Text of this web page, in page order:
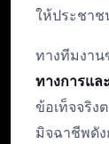
ให้ประชาช
ทางทีมงา
ทางการแล
ข้อเท็จจริง
มิจฉาชีพดัง